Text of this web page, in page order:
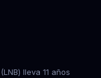
lleva 11 años